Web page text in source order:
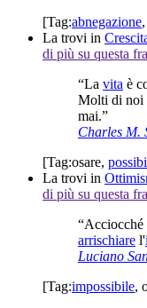
[Tag:abnegazione,
La trovi in
di più su questa
“La vita è
Molti di noi
mai.”
Charles M.
[Tag:osare,
La trovi in
di più su questa
arrischiare l'
Luciano
[Tag:impossibile,